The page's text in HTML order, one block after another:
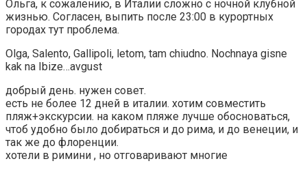
Ольга, к сожалению, в Италии сложно с ночной клубной
жизнью. Согласен, выпить после 23:00 в курортных
городах тут проблема.
Olga, Salento, Gallipoli, letom, tam chiudno. Nochnaya gisne
kak na Ibize…avgust
добрый день. нужен совет.
есть не более 12 дней в италии. хотим совместить
пляж+экскурсии. на каком пляже лучше обосноваться,
чтоб удобно было добираться и до рима, и до венеции, и
так же до флоренции.
хотели в римини , но отговаривают многие